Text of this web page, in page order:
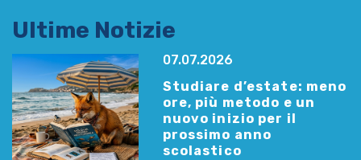
Ultime Notizie
07.07.2026
Studiare d’estate: meno
ore, più metodo e un
nuovo inizio per il
prossimo anno
scolastico